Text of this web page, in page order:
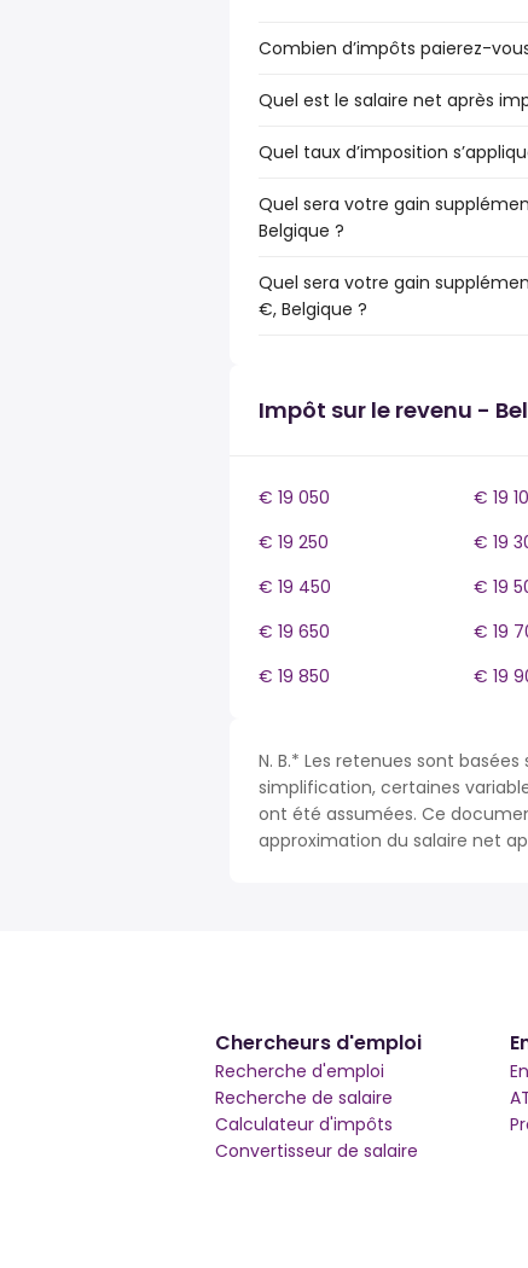
Combien d’impôts paierez-
Quel est le salaire net après
Quel taux d’imposition
Quel sera votre gain
Belgique ?
Quel sera votre gain
€, Belgique ?
Impôt sur le revenu -
€ 19 050 € 19
€ 19 250
€ 19
€ 19 450
€ 19
€ 19 650
€ 19
€ 19 850
€ 19
N. B.* Les retenues sont
simplification, certaines
ont été assumées. Ce
approximation du salaire net
Chercheurs d'emploi
Recherche d'emploi
Recherche de salaire
Calculateur d'impôts
Convertisseur de salaire